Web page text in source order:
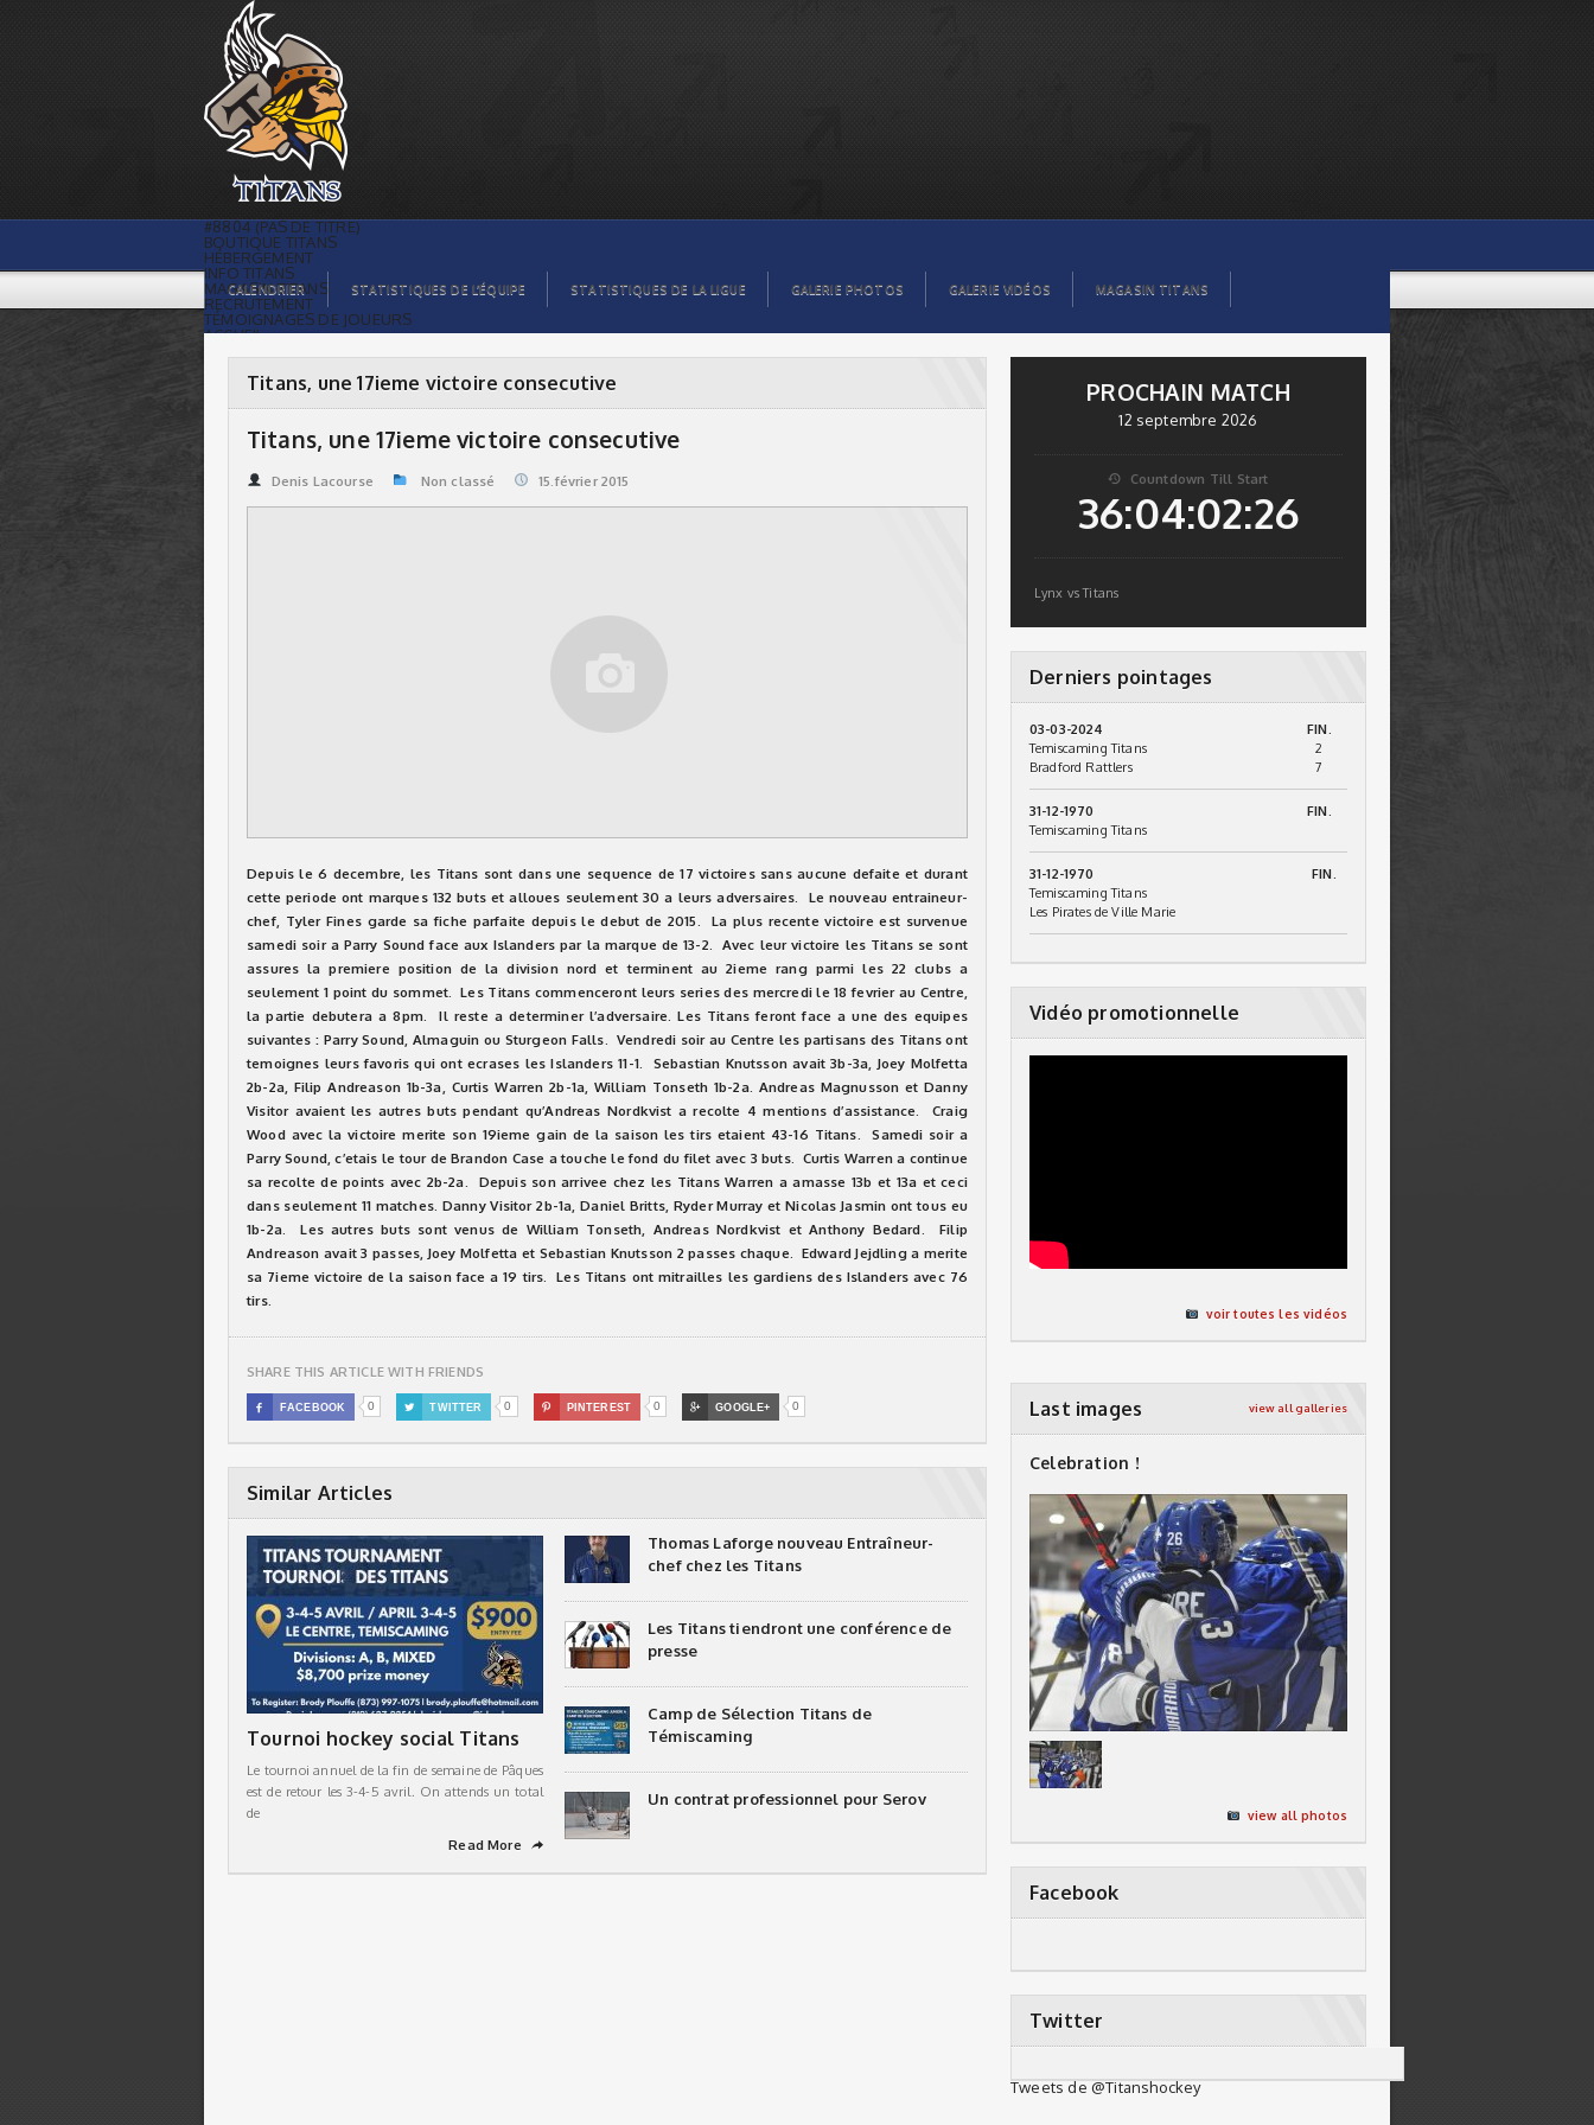
Titans, une 17ieme victoire consecutive
| Titans de témiscaming
#8804 (PAS DE TITRE)
BOUTIQUE TITANS
HÉBERGEMENT
INFO TITANS
MAGASIN TITANS
RECRUTEMENT
TÉMOIGNAGES DE JOUEURS
ACCUEIL
GALERIE PHOTOS
STATISTIQUES
ORGANISATION
CALENDRIER
GALERIE VIDÉOS
COMMANDITAIRES
STATISTIQUES DE LA LIGUE
CALENDRIER STATISTIQUES DE L’ÉQUIPE STATISTIQUES DE LA LIGUE GALERIE PHOTOS GALERIE VIDÉOS MAGASIN TITANS
Titans, une 17ieme victoire consecutive
Titans, une 17ieme victoire consecutive
Denis Lacourse Non classé 15.février 2015
Depuis le 6 decembre, les Titans sont dans une sequence de 17 victoires sans aucune defaite et durant
cette periode ont marques 132 buts et alloues seulement 30 a leurs adversaires. Le nouveau entraineur-
chef, Tyler Fines garde sa fiche parfaite depuis le debut de 2015. La plus recente victoire est survenue
samedi soir a Parry Sound face aux Islanders par la marque de 13-2. Avec leur victoire les Titans se sont
assures la premiere position de la division nord et terminent au 2ieme rang parmi les 22 clubs a
seulement 1 point du sommet. Les Titans commenceront leurs series des mercredi le 18 fevrier au Centre,
la partie debutera a 8pm. Il reste a determiner l’adversaire. Les Titans feront face a une des equipes
suivantes : Parry Sound, Almaguin ou Sturgeon Falls. Vendredi soir au Centre les partisans des Titans ont
temoignes leurs favoris qui ont ecrases les Islanders 11-1. Sebastian Knutsson avait 3b-3a, Joey Molfetta
2b-2a, Filip Andreason 1b-3a, Curtis Warren 2b-1a, William Tonseth 1b-2a. Andreas Magnusson et Danny
Visitor avaient les autres buts pendant qu’Andreas Nordkvist a recolte 4 mentions d’assistance. Craig
Wood avec la victoire merite son 19ieme gain de la saison les tirs etaient 43-16 Titans. Samedi soir a
Parry Sound, c’etais le tour de Brandon Case a touche le fond du filet avec 3 buts. Curtis Warren a continue
sa recolte de points avec 2b-2a. Depuis son arrivee chez les Titans Warren a amasse 13b et 13a et ceci
dans seulement 11 matches. Danny Visitor 2b-1a, Daniel Britts, Ryder Murray et Nicolas Jasmin ont tous eu
1b-2a. Les autres buts sont venus de William Tonseth, Andreas Nordkvist et Anthony Bedard. Filip
Andreason avait 3 passes, Joey Molfetta et Sebastian Knutsson 2 passes chaque. Edward Jejdling a merite
sa 7ieme victoire de la saison face a 19 tirs. Les Titans ont mitrailles les gardiens des Islanders avec 76
tirs.
SHARE THIS ARTICLE WITH FRIENDS
 FACEBOOK 0  TWITTER 0  PINTEREST 0  GOOGLE+ 0
Similar Articles
Tournoi hockey social Titans
Le tournoi annuel de la fin de semaine de Pâques
est de retour les 3-4-5 avril. On attends un total
de
Read More
➦
Thomas Laforge nouveau Entraîneur-
chef chez les Titans
Les Titans tiendront une conférence de
presse
Camp de Sélection Titans de
Témiscaming
Un contrat professionnel pour Serov
PROCHAIN MATCH
12 septembre 2026
 Countdown Till Start
36:04:02:26
Lynx vs Titans
Derniers pointages
03-03-2024
FIN.
Temiscaming Titans
2
Bradford Rattlers
7
31-12-1970
FIN.
Temiscaming Titans
31-12-1970
FIN.
Temiscaming Titans
Les Pirates de Ville Marie
Vidéo promotionnelle
voir toutes les vidéos
Last images view all galleries
Celebration !
view all photos
Facebook
Twitter
Tweets de @Titanshockey